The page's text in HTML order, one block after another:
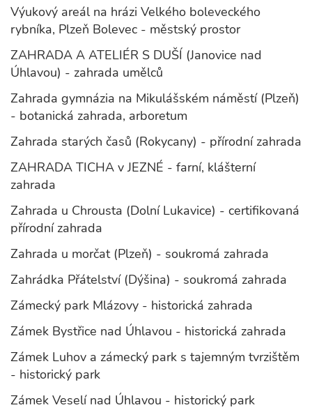
Výukový areál na hrázi Velkého boleveckého
rybníka, Plzeň Bolevec - městský prostor
ZAHRADA A ATELIÉR S DUŠÍ (Janovice nad
Úhlavou) - zahrada umělců
Zahrada gymnázia na Mikulášském náměstí (Plzeň)
- botanická zahrada, arboretum
Zahrada starých časů (Rokycany) - přírodní zahrada
ZAHRADA TICHA v JEZNÉ - farní, klášterní
zahrada
Zahrada u Chrousta (Dolní Lukavice) - certifikovaná
přírodní zahrada
Zahrada u morčat (Plzeň) - soukromá zahrada
Zahrádka Přátelství (Dýšina) - soukromá zahrada
Zámecký park Mlázovy - historická zahrada
Zámek Bystřice nad Úhlavou - historická zahrada
Zámek Luhov a zámecký park s tajemným tvrzištěm
- historický park
Zámek Veselí nad Úhlavou - historický park